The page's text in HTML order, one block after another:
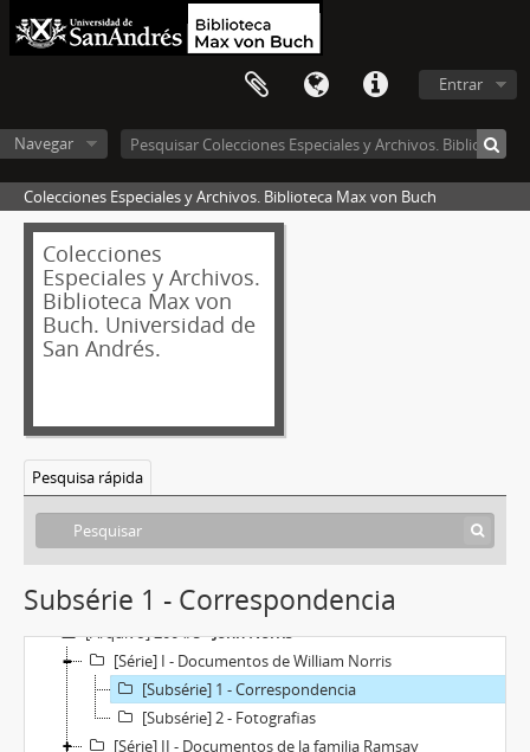
Entrar
Navegar
Colecciones Especiales y Archivos. Biblioteca Max von Buch
Colecciones
Especiales y Archivos.
Biblioteca Max von
Buch. Universidad de
San Andrés.
Pesquisa rápida
Subsérie 1 - Correspondencia
[Arquivo] 2004/5 -John Norris
[Série] I - Documentos de William Norris
[Subsérie] 1 - Correspondencia
[Subsérie] 2 - Fotografias
[Série] II - Documentos de la familia Ramsay